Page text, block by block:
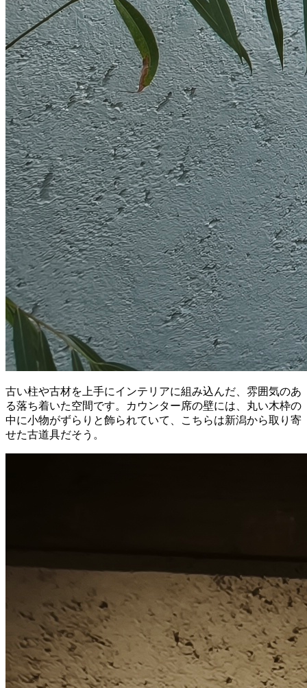
古い柱や古材を上手にインテリアに組み込んだ、雰囲気のあ
る落ち着いた空間です。カウンター席の壁には、丸い木枠の
中に小物がずらりと飾られていて、こちらは新潟から取り寄
せた古道具だそう。